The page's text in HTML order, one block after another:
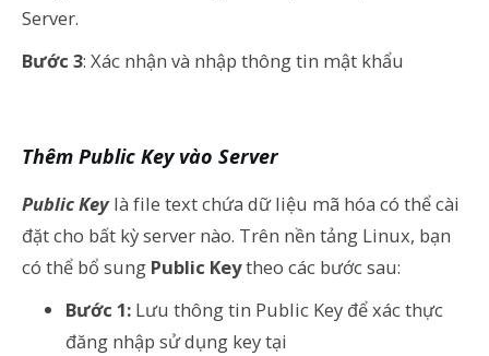
Server.
Bước 3: Xác nhận và nhập thông tin mật khẩu
Thêm Public Key vào Server
Public Keylà file text chứa dữ liệu mã hóa có thể cài
đặt cho bất kỳ server nào. Trên nền tảng Linux, bạn
có thể bổ sung Public Keytheo các bước sau:
Bước 1: Lưu thông tin Public Key để xác thực
đăng nhập sử dụng key tại